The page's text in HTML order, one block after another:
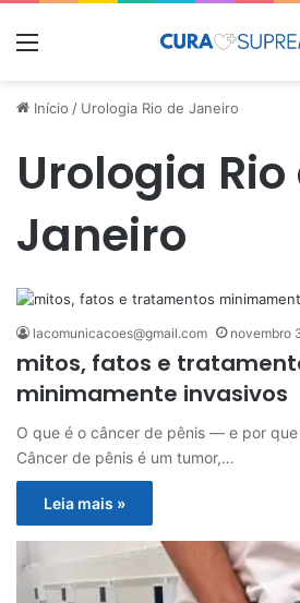
Menu
Início / Urologia Rio de Janeiro
Urologia Rio
Janeiro
lacomunicacoes@gmail.com novembro
mitos, fatos e
minimamente invasivos
O que é o câncer de pênis — e por
Câncer de pênis é um tumor,…
Leia mais »